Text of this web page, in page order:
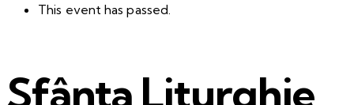
This event has passed.
Sfânta Liturghie